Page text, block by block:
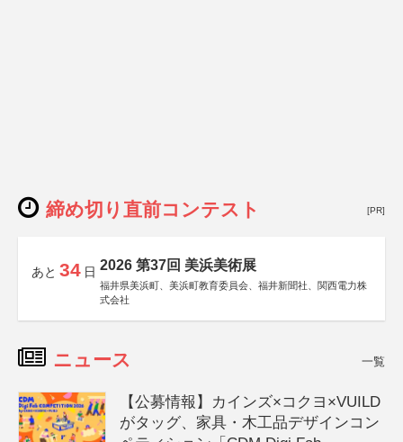
締め切り直前コンテスト [PR]
あと 34 日 2026 第37回 美浜美術展
福井県美浜町、美浜町教育委員会、福井新聞社、関西電力株
式会社
ニュース 一覧
【公募情報】カインズ×コクヨ×VUILD
がタッグ、家具・木工品デザインコン